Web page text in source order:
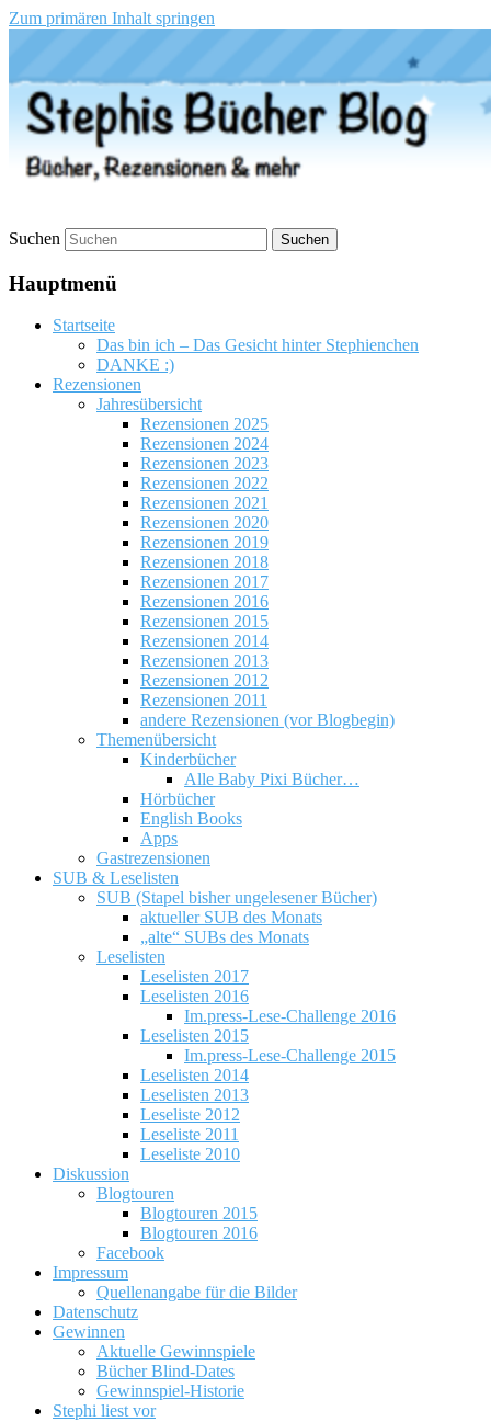
Zum primären Inhalt springen
Stephis Bücher Blog
Suchen
Hauptmenü
Startseite
Das bin ich – Das Gesicht hinter Stephienchen
DANKE :)
Rezensionen
Jahresübersicht
Rezensionen 2025
Rezensionen 2024
Rezensionen 2023
Rezensionen 2022
Rezensionen 2021
Rezensionen 2020
Rezensionen 2019
Rezensionen 2018
Rezensionen 2017
Rezensionen 2016
Rezensionen 2015
Rezensionen 2014
Rezensionen 2013
Rezensionen 2012
Rezensionen 2011
andere Rezensionen (vor Blogbegin)
Themenübersicht
Kinderbücher
Alle Baby Pixi Bücher…
Hörbücher
English Books
Apps
Gastrezensionen
SUB & Leselisten
SUB (Stapel bisher ungelesener Bücher)
aktueller SUB des Monats
„alte“ SUBs des Monats
Leselisten
Leselisten 2017
Leselisten 2016
Im.press-Lese-Challenge 2016
Leselisten 2015
Im.press-Lese-Challenge 2015
Leselisten 2014
Leselisten 2013
Leseliste 2012
Leseliste 2011
Leseliste 2010
Diskussion
Blogtouren
Blogtouren 2015
Blogtouren 2016
Facebook
Impressum
Quellenangabe für die Bilder
Datenschutz
Gewinnen
Aktuelle Gewinnspiele
Bücher Blind-Dates
Gewinnspiel-Historie
Stephi liest vor